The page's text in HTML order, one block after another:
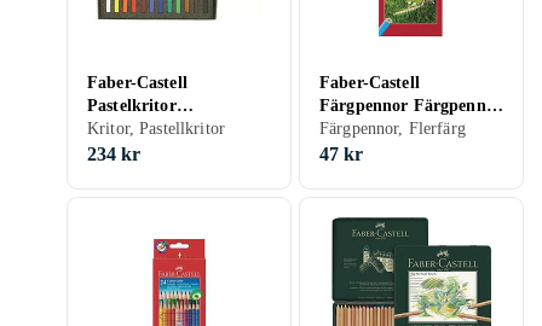
Faber-Castell
Pastelkritor
Polychromos 12-set
Kritor, Pastellkritor
234 kr
Faber-Castell
Färgpennor Färgpennor
12-pack
Färgpennor, Flerfärg
47 kr